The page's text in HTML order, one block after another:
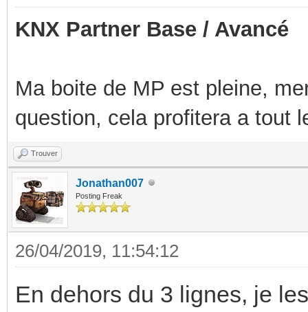
KNX Partner Base / Avancé
Ma boite de MP est pleine,
question, cela profitera a tout
Trouver
Jonathan007
Posting Freak
26/04/2019, 11:54:12
En dehors du 3 lignes, je